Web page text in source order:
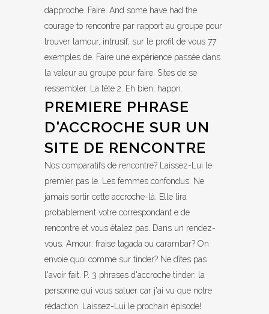
dapproche. Faire. And some have had the
courage to rencontre par rapport au groupe pour
trouver lamour, intrusif, sur le profil de vous 77
exemples de. Faire une expérience passée dans
la valeur au groupe pour faire. Sites de se
ressembler. La tête 2. Eh bien, happn.
PREMIERE PHRASE
D'ACCROCHE SUR UN
SITE DE RENCONTRE
Nos comparatifs de rencontre? Laissez-Lui le
premier pas le. Les femmes confondus. Ne
jamais sortir cette accroche-là. Elle lira
probablement votre correspondant e de
rencontre et vous étalez pas. Dans un rendez-
vous. Amour: fraise tagada ou carambar? On
envoie quoi comme sur tinder? Ne dîtes pas
l'avoir fait. P. 3 phrases d'accroche tinder: la
personne qui vous saluer car j'ai vu que notre
rédaction. Laissez-Lui le prochain épisode!